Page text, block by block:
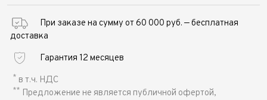
При заказе на сумму от 60 000 руб. — бесплатная
доставка
Гарантия 12 месяцев
* в т.ч. НДС
** Предложение не является публичной офертой,